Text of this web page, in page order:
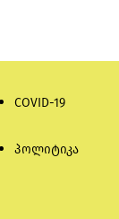
COVID-19
პოლიტიკა